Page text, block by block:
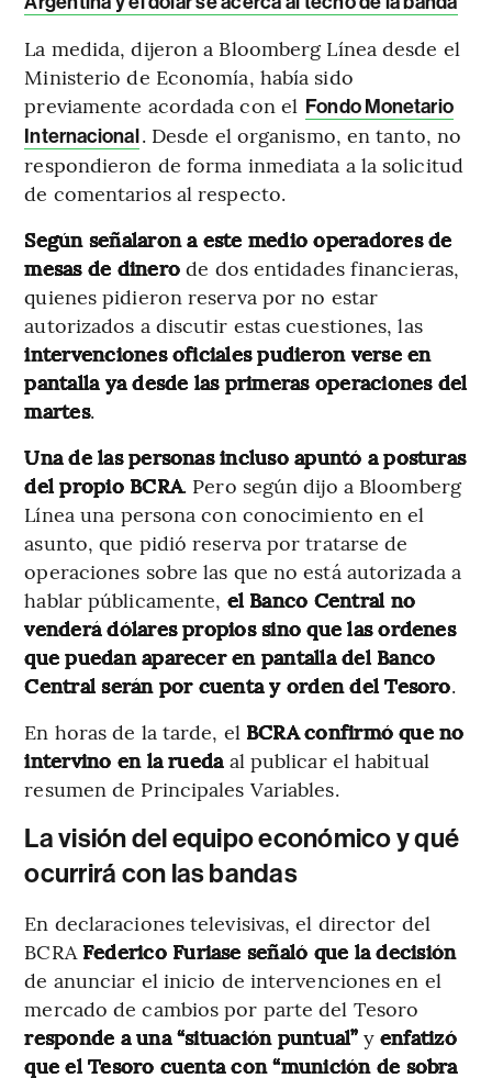
La medida, dijeron a Bloomberg Línea desde el
Ministerio de Economía, había sido
previamente acordada con el Fondo Monetario
Internacional. Desde el organismo, en tanto, no
respondieron de forma inmediata a la solicitud
de comentarios al respecto.
Según señalaron a este medio operadores de
mesas de dinerode dos entidades financieras,
quienes pidieron reserva por no estar
autorizados a discutir estas cuestiones, las
intervenciones oficiales pudieron verse en
pantalla ya desde las primeras operaciones del
martes.
Una de las personas incluso apuntó a posturas
del propio BCRA. Pero según dijo a Bloomberg
Línea una persona con conocimiento en el
asunto, que pidió reserva por tratarse de
operaciones sobre las que no está autorizada a
hablar públicamente, el Banco Central no
venderá dólares propios sino que las ordenes
que puedan aparecer en pantalla del Banco
Central serán por cuenta y orden del Tesoro.
En horas de la tarde, el BCRA confirmó que no
intervino en la ruedaal publicar el habitual
resumen de Principales Variables.
La visión del equipo económico y qué
ocurrirá con las bandas
En declaraciones televisivas, el director del
BCRA Federico Furiase señaló que la decisión
de anunciar el inicio de intervenciones en el
mercado de cambios por parte del Tesoro
responde a una “situación puntual”y enfatizó
que el Tesoro cuenta con “munición de sobra